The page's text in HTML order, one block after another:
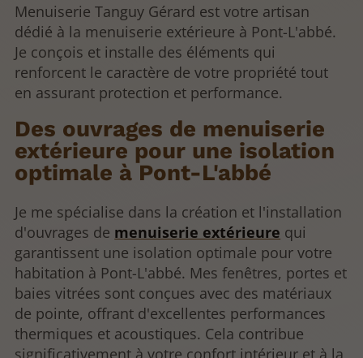
Menuiserie Tanguy Gérard est votre artisan
dédié à la menuiserie extérieure à Pont-L'abbé.
Je conçois et installe des éléments qui
renforcent le caractère de votre propriété tout
en assurant protection et performance.
Des ouvrages de menuiserie
extérieure pour une isolation
optimale à Pont-L'abbé
Je me spécialise dans la création et l'installation
d'ouvrages de menuiserie extérieure qui
garantissent une isolation optimale pour votre
habitation à Pont-L'abbé. Mes fenêtres, portes et
baies vitrées sont conçues avec des matériaux
de pointe, offrant d'excellentes performances
thermiques et acoustiques. Cela contribue
significativement à votre confort intérieur et à la